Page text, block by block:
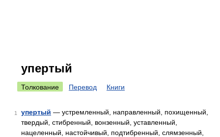
упертый
Толкование Перевод Книги
1 упертый — устремленный, направленный, похищенный,
твердый, стибренный, вонзенный, уставленный,
нацеленный, настойчивый, подтибренный, слямзенный,